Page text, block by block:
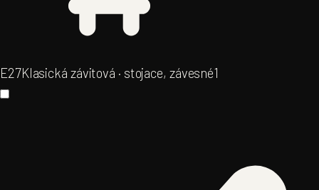
E27Klasická závitová · stojace, závesné1